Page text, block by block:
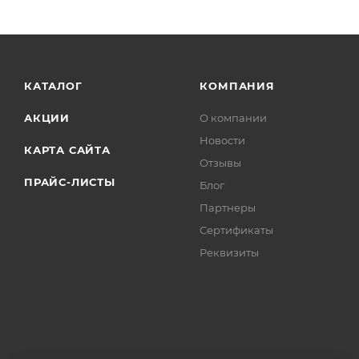
КАТАЛОГ
АКЦИИ
КАРТА САЙТА
ПРАЙС-ЛИСТЫ
КОМПАНИЯ
О компании
Новости
Отзывы
Блог
Партнеры
Сертификаты
Реквизиты